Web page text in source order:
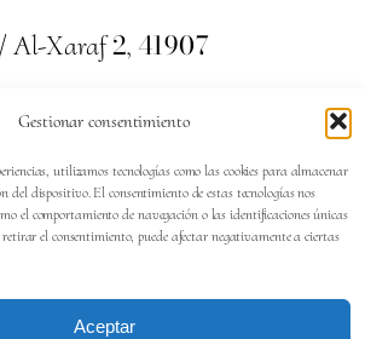
Gestionar consentimiento
utilizamos tecnologías como las cookies para almacenar
del dispositivo. El consentimiento de estas tecnologías nos
el comportamiento de navegación o las identificaciones únicas
retirar el consentimiento, puede afectar negativamente a ciertas
Aceptar
Al-Xaraf2, 41907
de la Concepción. Sevilla
Tel:659700313
EN: